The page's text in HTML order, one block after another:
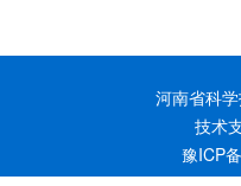
河南省科
技术
豫ICP